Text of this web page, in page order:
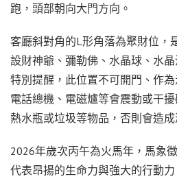
跑，頭部朝向大門方向。
客廳斜對角的L形角落為聚財位，
設財神爺、彌勒佛、水晶球、水
特別提醒，此位置不可開門、作
電話總機、電磁爐等會震動或干
熱水瓶或垃圾等物品，否則會造成
2026年歲次丙午為火馬年，馬象
代表昂揚的生命力與強大的行動